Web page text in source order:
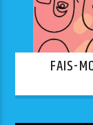
FAIS-